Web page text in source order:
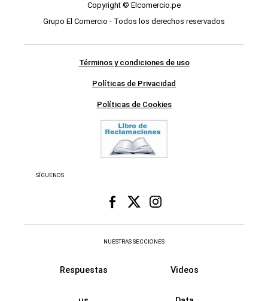
Copyright © Elcomercio.pe
Grupo El Comercio - Todos los derechos reservados
Términos y condiciones de uso
Políticas de Privacidad
Políticas de Cookies
SÍGUENOS
NUESTRAS SECCIONES
Respuestas Videos